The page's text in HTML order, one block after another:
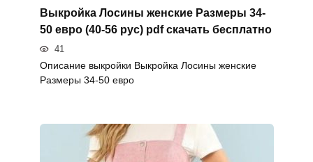
Выкройка Лосины женские Размеры 34-
50 евро (40-56 рус) pdf скачать бесплатно
41
Описание выкройки Выкройка Лосины женские
Размеры 34-50 евро